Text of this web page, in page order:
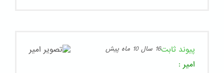
پیوند ثابت16 سال 10 ماه پیش
امیر :